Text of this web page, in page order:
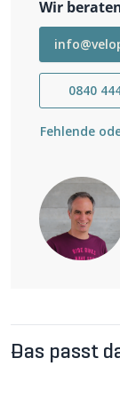
Masse: 142x12
Gewicht: 366g
Wir
0840
Fehlende
Das passt